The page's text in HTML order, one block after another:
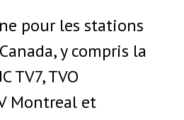
pour les stations
y compris la
TV7, TVO
Montreal et